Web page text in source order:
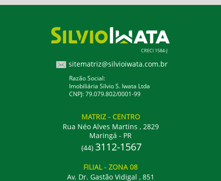
CRECI 1584-J
sitematriz@silvioiwata.com.br
Razão Social:
Imobiliária Silvio S. Iwata Ltda
CNPJ: 79.079.802/0001-99
MATRIZ - CENTRO
Rua Néo Alves Martins , 2829
Maringá - PR
(44) 3112-1567
FILIAL- ZONA 08
Av. Dr. Gastão Vidigal , 851